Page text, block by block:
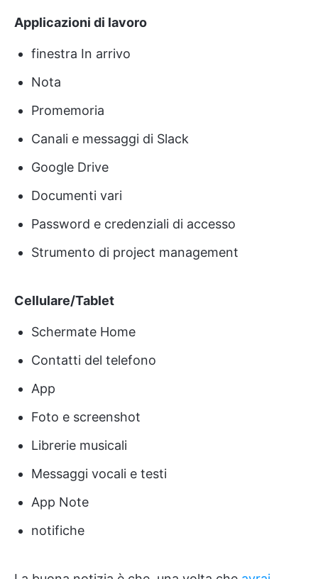
Applicazioni di lavoro
finestra In arrivo
Nota
Promemoria
Canali e messaggi di Slack
Google Drive
Documenti vari
Password e credenziali di accesso
Strumento di project management
Cellulare/Tablet
Schermate Home
Contatti del telefono
App
Foto e screenshot
Librerie musicali
Messaggi vocali e testi
App Note
notifiche